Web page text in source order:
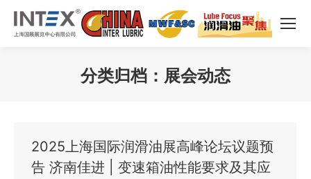
分类归档： 展会动态
2025上海国际润滑油展高峰论坛议题预
告 济南佳进 | 变速箱油性能要求及其应